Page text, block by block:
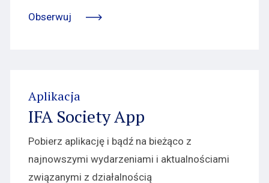
Obserwuj
Aplikacja
IFA Society App
Pobierz aplikację i bądź na bieżąco z
najnowszymi wydarzeniami i aktualnościami
związanymi z działalnością